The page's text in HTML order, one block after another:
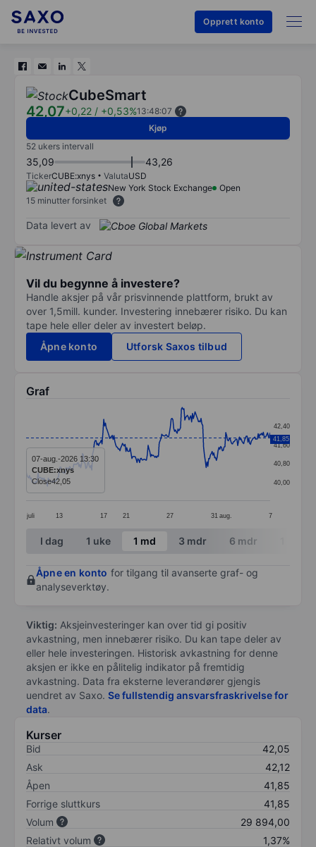
Opprett konto
CubeSmart
42,07+0,22 / +0,53%13:48:07
Kjøp
52 ukers intervall
35,09 43,26
TickerCUBE:xnys ValutaUSD
New York Stock Exchange
Open
15 minutter forsinket
Data levert av
Vil du begynne å investere?
Handle aksjer på vår prisvinnende plattform, brukt av
over 1,5mill. kunder. Investering innebærer risiko. Du kan
tape hele eller deler av investert beløp.
Åpne konto
Utforsk Saxos tilbud
Graf
Line chart with 287 data points.
The chart has 1 X axis displaying categories.
The chart has 1 Y axis displaying values. Data
juli 13 17 21 27 31 aug. 7
40,00
40,80
41,60
42,40
41,85
07-aug.-2026 13:30
CUBE:xnys
Close42,05
End of interactive chart.
I dag 1 uke 1 md 3 mdr 6 mdr
Åpne en konto for tilgang til avanserte graf- og
analyseverktøy.
Viktig: Aksjeinvesteringer kan over tid gi positiv
avkastning, men innebærer risiko. Du kan tape deler av
eller hele investeringen. Historisk avkastning for denne
aksjen er ikke en pålitelig indikator på fremtidig
avkastning. Data fra eksterne leverandører gjengis
uendret av Saxo. Se fullstendig ansvarsfraskrivelse for
data.
Kurser
Bid
42,05
Ask
42,12
Åpen
41,85
Forrige sluttkurs
41,85
Volum
29 894,00
Relativt volum
1,37%